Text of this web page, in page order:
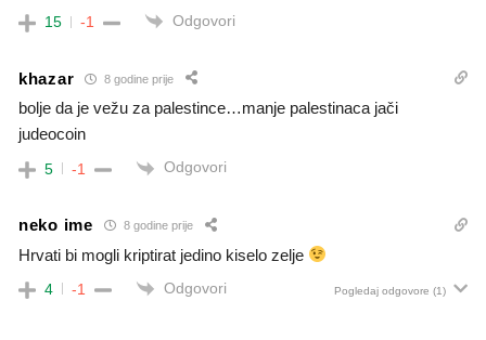
15 -1 Odgovori
khazar 8 godine prije
bolje da je vežu za palestince…manje palestinaca jači
judeocoin
5 -1 Odgovori
neko ime 8 godine prije
Hrvati bi mogli kriptirat jedino kiselo zelje
4 -1 Odgovori Pogledaj odgovore (1)